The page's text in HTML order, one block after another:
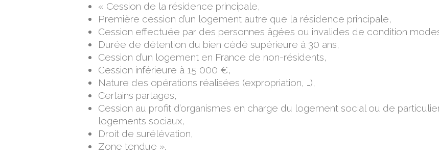
« Cession de la résidence principale,
Première cession d’un logement autre que la résidence principale,
Cession effectuée par des personnes âgées ou invalides de condition
Durée de détention du bien cédé supérieure à 30 ans,
Cession d’un logement en France de non-résidents,
Cession inférieure à 15 000 €,
Nature des opérations réalisées (expropriation, …),
Certains partages,
Cession au profit d’organismes en charge du logement social ou de
logements sociaux,
Droit de surélévation,
Zone tendue ».